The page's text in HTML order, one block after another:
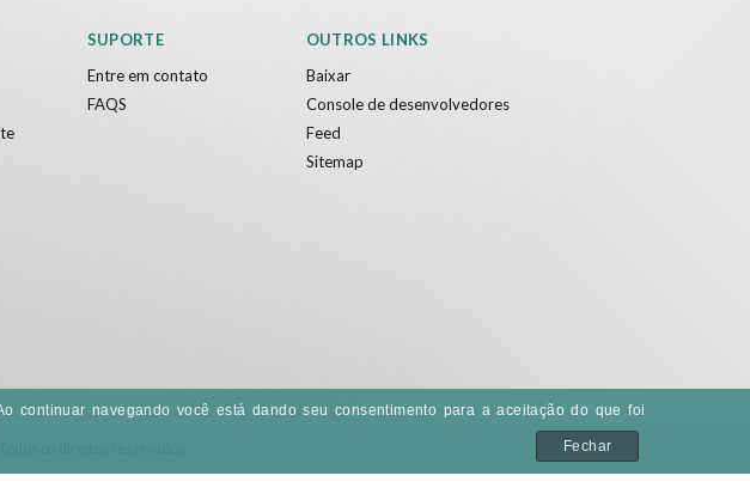
SUPORTE
Entre em contato
FAQS
OUTROS LINKS
Baixar
Console de desenvolvedores
Feed
Sitemap
navegando você está dando seu consentimento para a aceitação do que foi
Fechar